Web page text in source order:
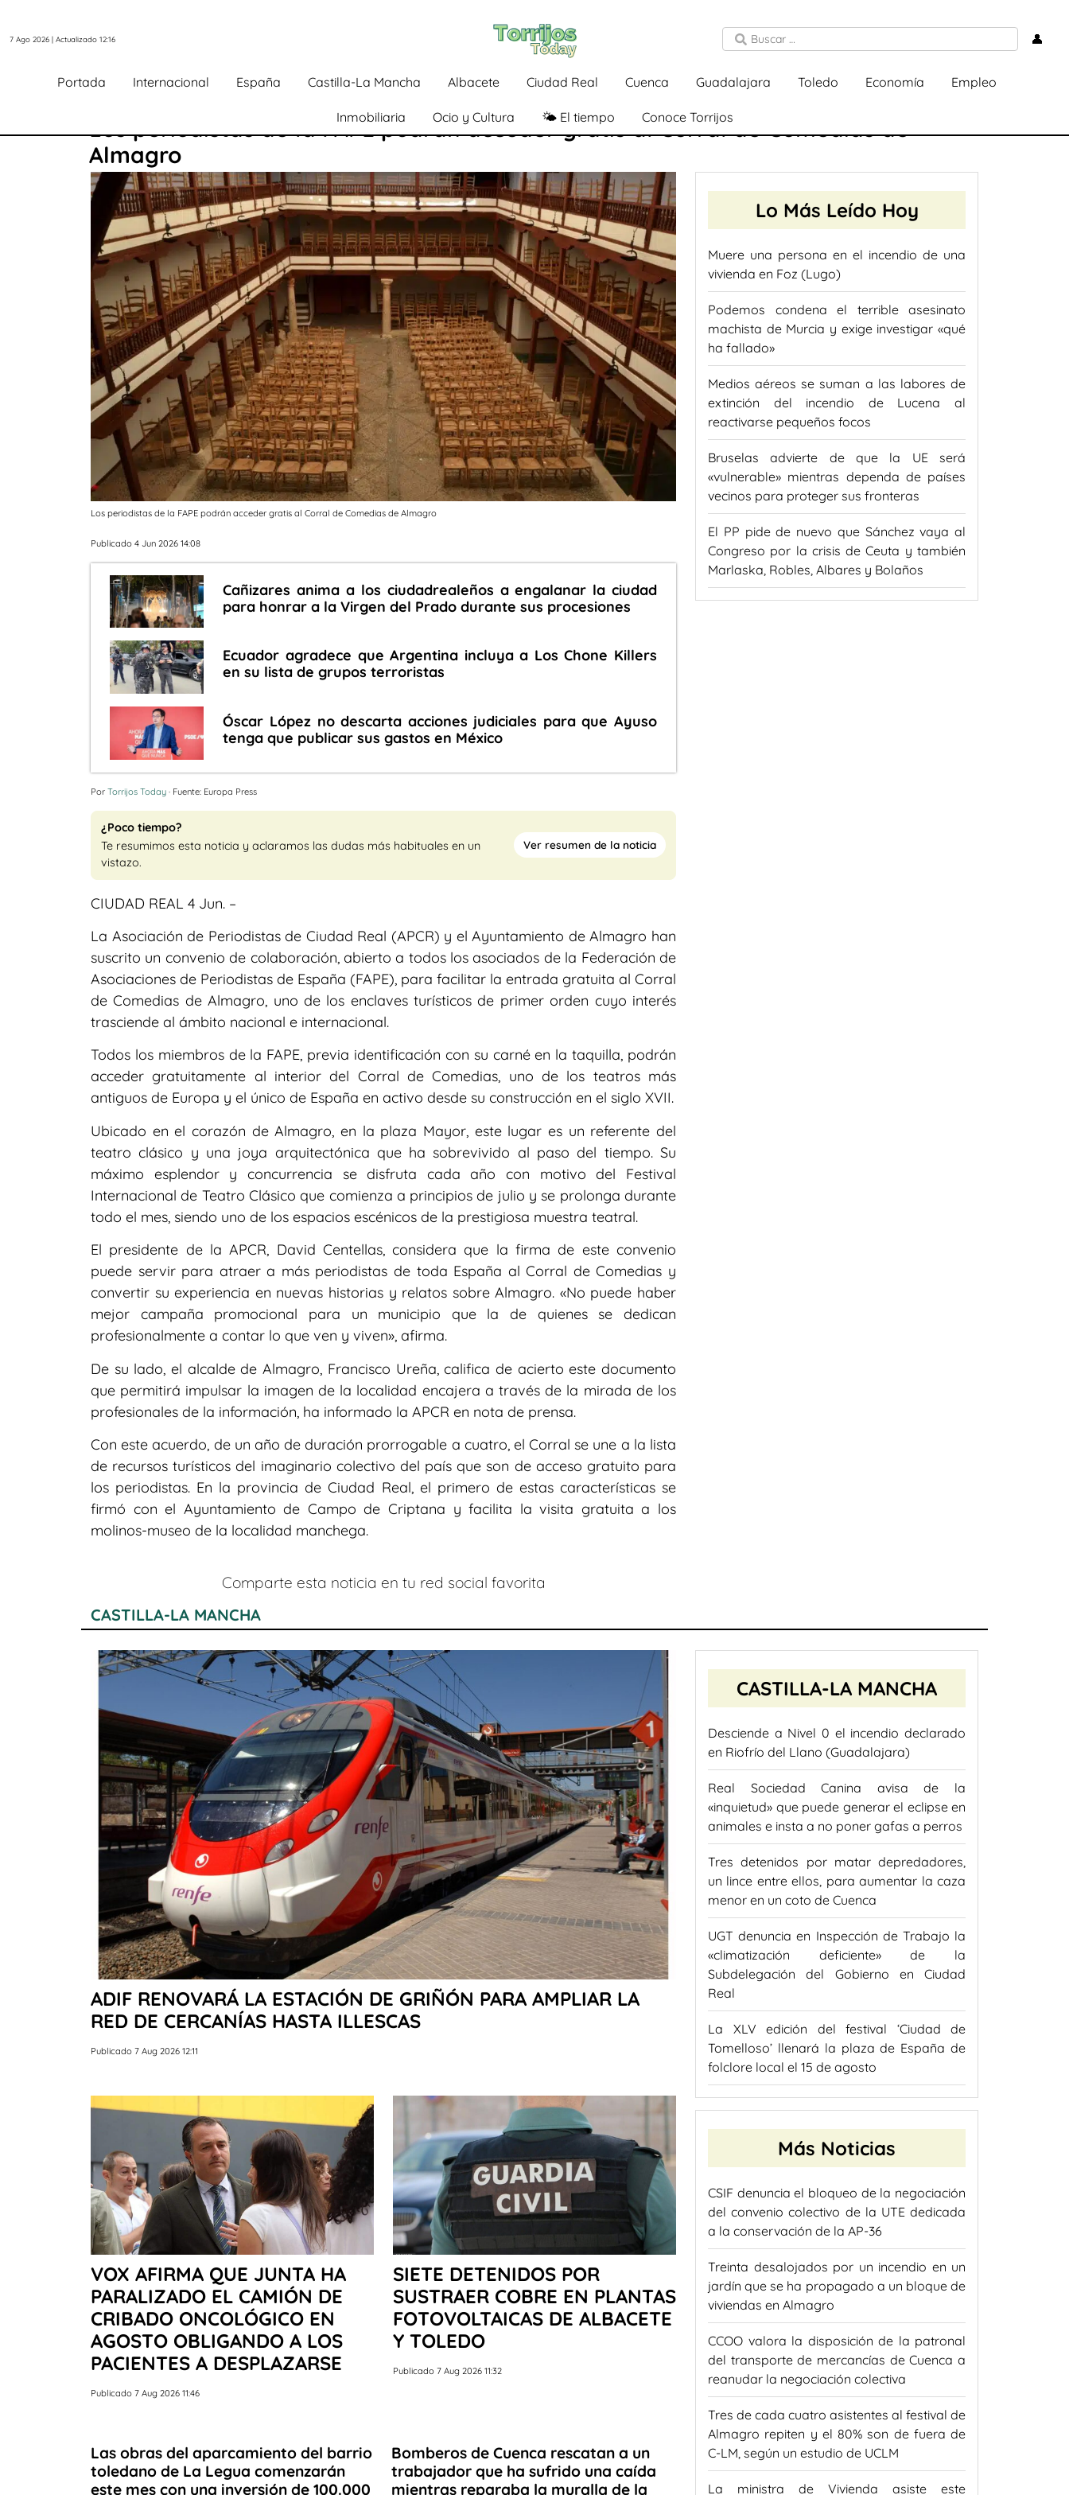
7 Ago 2026 | Actualizado 12:16 👤
Portada Internacional España Castilla-La Mancha Albacete Ciudad Real Cuenca Guadalajara Toledo Economía Empleo
Inmobiliaria Ocio y Cultura 🌤️ El tiempo Conoce Torrijos
Los periodistas de la FAPE podrán acceder gratis al Corral de Comedias de
Almagro
Los periodistas de la FAPE podrán acceder gratis al Corral de Comedias de Almagro
Publicado 4 Jun 2026 14:08
Cañizares anima a los ciudadrealeños a engalanar la ciudad
para honrar a la Virgen del Prado durante sus procesiones
Ecuador agradece que Argentina incluya a Los Chone Killers
en su lista de grupos terroristas
Óscar López no descarta acciones judiciales para que Ayuso
tenga que publicar sus gastos en México
Por Torrijos Today · Fuente: Europa Press
¿Poco tiempo?
Te resumimos esta noticia y aclaramos las dudas más habituales en un
vistazo.
Ver resumen de la noticia
CIUDAD REAL 4 Jun. –
La Asociación de Periodistas de Ciudad Real (APCR) y el Ayuntamiento de Almagro han
suscrito un convenio de colaboración, abierto a todos los asociados de la Federación de
Asociaciones de Periodistas de España (FAPE), para facilitar la entrada gratuita al Corral
de Comedias de Almagro, uno de los enclaves turísticos de primer orden cuyo interés
trasciende al ámbito nacional e internacional.
Todos los miembros de la FAPE, previa identificación con su carné en la taquilla, podrán
acceder gratuitamente al interior del Corral de Comedias, uno de los teatros más
antiguos de Europa y el único de España en activo desde su construcción en el siglo XVII.
Ubicado en el corazón de Almagro, en la plaza Mayor, este lugar es un referente del
teatro clásico y una joya arquitectónica que ha sobrevivido al paso del tiempo. Su
máximo esplendor y concurrencia se disfruta cada año con motivo del Festival
Internacional de Teatro Clásico que comienza a principios de julio y se prolonga durante
todo el mes, siendo uno de los espacios escénicos de la prestigiosa muestra teatral.
El presidente de la APCR, David Centellas, considera que la firma de este convenio
puede servir para atraer a más periodistas de toda España al Corral de Comedias y
convertir su experiencia en nuevas historias y relatos sobre Almagro. «No puede haber
mejor campaña promocional para un municipio que la de quienes se dedican
profesionalmente a contar lo que ven y viven», afirma.
De su lado, el alcalde de Almagro, Francisco Ureña, califica de acierto este documento
que permitirá impulsar la imagen de la localidad encajera a través de la mirada de los
profesionales de la información, ha informado la APCR en nota de prensa.
Con este acuerdo, de un año de duración prorrogable a cuatro, el Corral se une a la lista
de recursos turísticos del imaginario colectivo del país que son de acceso gratuito para
los periodistas. En la provincia de Ciudad Real, el primero de estas características se
firmó con el Ayuntamiento de Campo de Criptana y facilita la visita gratuita a los
molinos-museo de la localidad manchega.
Comparte esta noticia en tu red social favorita
Lo Más Leído Hoy
Muere una persona en el incendio de una
vivienda en Foz (Lugo)
Podemos condena el terrible asesinato
machista de Murcia y exige investigar «qué
ha fallado»
Medios aéreos se suman a las labores de
extinción del incendio de Lucena al
reactivarse pequeños focos
Bruselas advierte de que la UE será
«vulnerable» mientras dependa de países
vecinos para proteger sus fronteras
El PP pide de nuevo que Sánchez vaya al
Congreso por la crisis de Ceuta y también
Marlaska, Robles, Albares y Bolaños
CASTILLA-LA MANCHA
ADIF RENOVARÁ LA ESTACIÓN DE GRIÑÓN PARA AMPLIAR LA
RED DE CERCANÍAS HASTA ILLESCAS
Publicado 7 Aug 2026 12:11
VOX AFIRMA QUE JUNTA HA
PARALIZADO EL CAMIÓN DE
CRIBADO ONCOLÓGICO EN
AGOSTO OBLIGANDO A LOS
PACIENTES A DESPLAZARSE
Publicado 7 Aug 2026 11:46
SIETE DETENIDOS POR
SUSTRAER COBRE EN PLANTAS
FOTOVOLTAICAS DE ALBACETE
Y TOLEDO
Publicado 7 Aug 2026 11:32
Las obras del aparcamiento del barrio
toledano de La Legua comenzarán
este mes con una inversión de 100.000
Bomberos de Cuenca rescatan a un
trabajador que ha sufrido una caída
mientras reparaba la muralla de la
CASTILLA-LA MANCHA
Desciende a Nivel 0 el incendio declarado
en Riofrío del Llano (Guadalajara)
Real Sociedad Canina avisa de la
«inquietud» que puede generar el eclipse en
animales e insta a no poner gafas a perros
Tres detenidos por matar depredadores,
un lince entre ellos, para aumentar la caza
menor en un coto de Cuenca
UGT denuncia en Inspección de Trabajo la
«climatización deficiente» de la
Subdelegación del Gobierno en Ciudad
Real
La XLV edición del festival ‘Ciudad de
Tomelloso’ llenará la plaza de España de
folclore local el 15 de agosto
Más Noticias
CSIF denuncia el bloqueo de la negociación
del convenio colectivo de la UTE dedicada
a la conservación de la AP-36
Treinta desalojados por un incendio en un
jardín que se ha propagado a un bloque de
viviendas en Almagro
CCOO valora la disposición de la patronal
del transporte de mercancías de Cuenca a
reanudar la negociación colectiva
Tres de cada cuatro asistentes al festival de
Almagro repiten y el 80% son de fuera de
C-LM, según un estudio de UCLM
La ministra de Vivienda asiste este